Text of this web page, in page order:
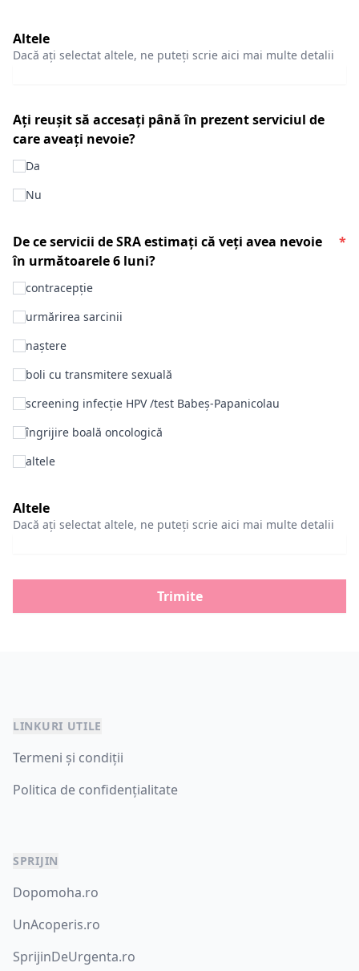
Altele
Dacă ați selectat altele, ne puteți scrie aici mai multe detalii
Ați reușit să accesați până în prezent serviciul de
care aveați nevoie?
Da
Nu
De ce servicii de SRA estimați că veți avea nevoie
în următoarele 6 luni?
*
contracepție
urmărirea sarcinii
naștere
boli cu transmitere sexuală
screening infecție HPV /test Babeș-Papanicolau
îngrijire boală oncologică
altele
Altele
Dacă ați selectat altele, ne puteți scrie aici mai multe detalii
Trimite
LINKURI UTILE
Termeni și condiții
Politica de confidențialitate
SPRIJIN
Dopomoha.ro
UnAcoperis.ro
SprijinDeUrgenta.ro